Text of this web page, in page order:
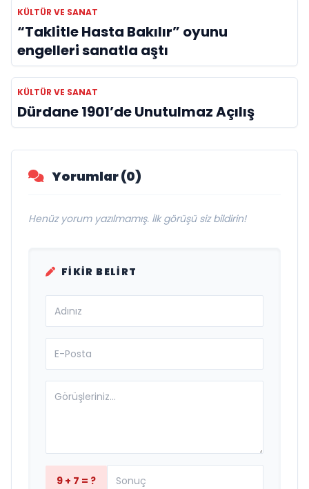
KÜLTÜR VE SANAT
“Taklitle Hasta Bakılır” oyunu
engelleri sanatla aştı
KÜLTÜR VE SANAT
Dürdane 1901’de Unutulmaz Açılış
Yorumlar (0)
Henüz yorum yazılmamış. İlk görüşü siz bildirin!
FIKIR BELIRT
9 + 7 = ?